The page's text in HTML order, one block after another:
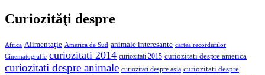
Curiozităţi despre
Africa Alimentaţie America de Sud animale interesante cartea recordurilor
Cinematografie curiozitati 2014 curiozitati 2015 curiozitati despre america
curiozitati despre animale curiozitati despre asia curiozitati despre